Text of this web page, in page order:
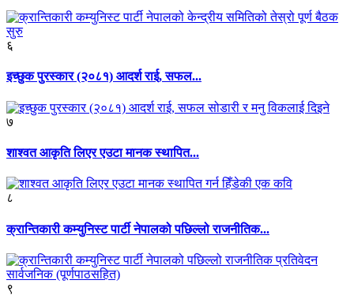
६
इच्छुक पुरस्कार (२०८१) आदर्श राई, सफल...
७
शाश्वत आकृति लिएर एउटा मानक स्थापित...
८
क्रान्तिकारी कम्युनिस्ट पार्टी नेपालको पछिल्लो राजनीतिक...
९